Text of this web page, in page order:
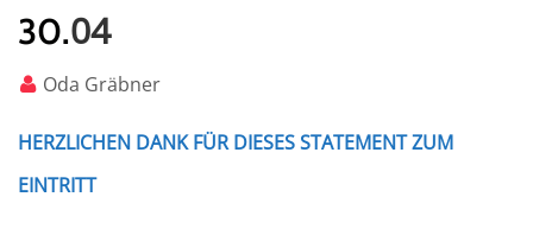
30.04
Oda Gräbner
HERZLICHEN DANK FÜR DIESES STATEMENT ZUM
EINTRITT